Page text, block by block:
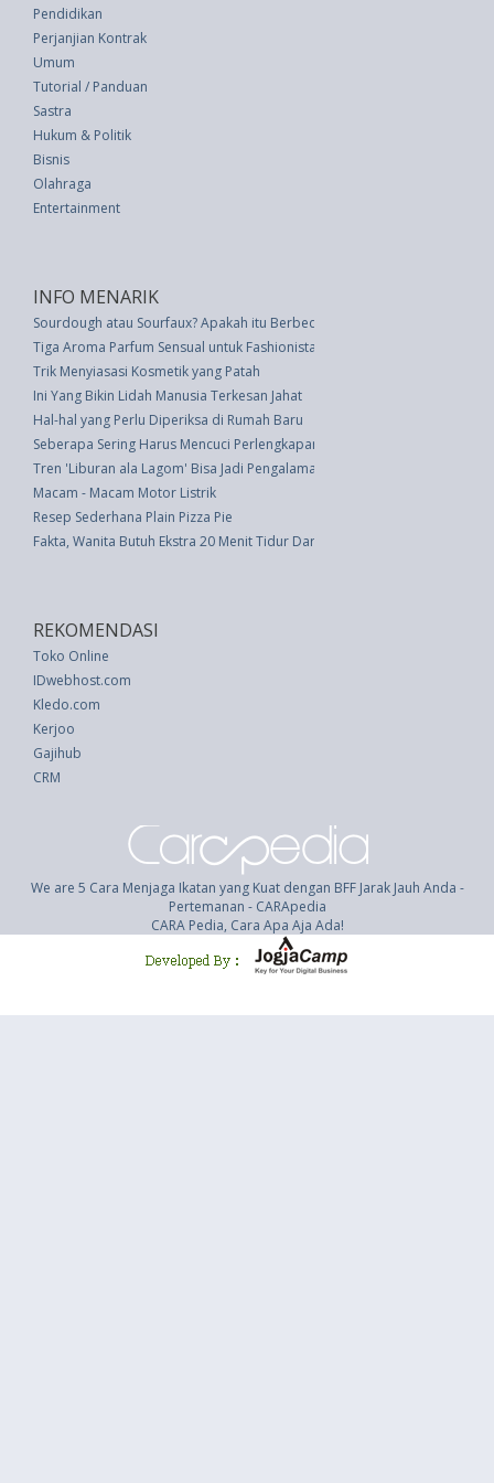
Pendidikan
Perjanjian Kontrak
Umum
Tutorial / Panduan
Sastra
Hukum & Politik
Bisnis
Olahraga
Entertainment
INFO MENARIK
Sourdough atau Sourfaux? Apakah itu Berbeda dengan Gandum jika Roti
Tiga Aroma Parfum Sensual untuk Fashionista
Trik Menyiasasi Kosmetik yang Patah
Ini Yang Bikin Lidah Manusia Terkesan Jahat
Hal-hal yang Perlu Diperiksa di Rumah Baru
Seberapa Sering Harus Mencuci Perlengkapan Olahraga Anda?
Tren 'Liburan ala Lagom' Bisa Jadi Pengalaman Traveling Perjalanan
Macam - Macam Motor Listrik
Resep Sederhana Plain Pizza Pie
Fakta, Wanita Butuh Ekstra 20 Menit Tidur Dari Pria
REKOMENDASI
Toko Online
IDwebhost.com
Kledo.com
Kerjoo
Gajihub
CRM
We are 5 Cara Menjaga Ikatan yang Kuat dengan BFF Jarak Jauh Anda -
Pertemanan - CARApedia
CARA Pedia, Cara Apa Aja Ada!